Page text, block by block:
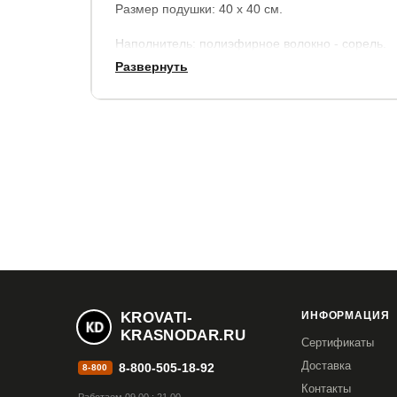
Размер подушки: 40 х 40 см.
Наполнитель: полиэфирное волокно - сорель.
Чехол: несъемный.
Развернуть
KROVATI-
KRASNODAR.RU
8-800 8-800-505-18-92
ИНФОРМАЦИЯ
Сертификаты
Доставка
Контакты